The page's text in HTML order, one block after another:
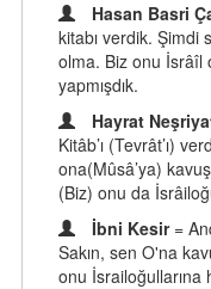
Hasan Basri
kitabı verdik. Şimdi
olma. Biz onu İsrâîl
yapmışdık.
Hayrat
Kitâb’ı (Tevrât’ı)
ona(Mûsâ’ya)
(Biz) onu da
İbni Kesir =
Sakın, sen O'na
onu İsrailoğullarına